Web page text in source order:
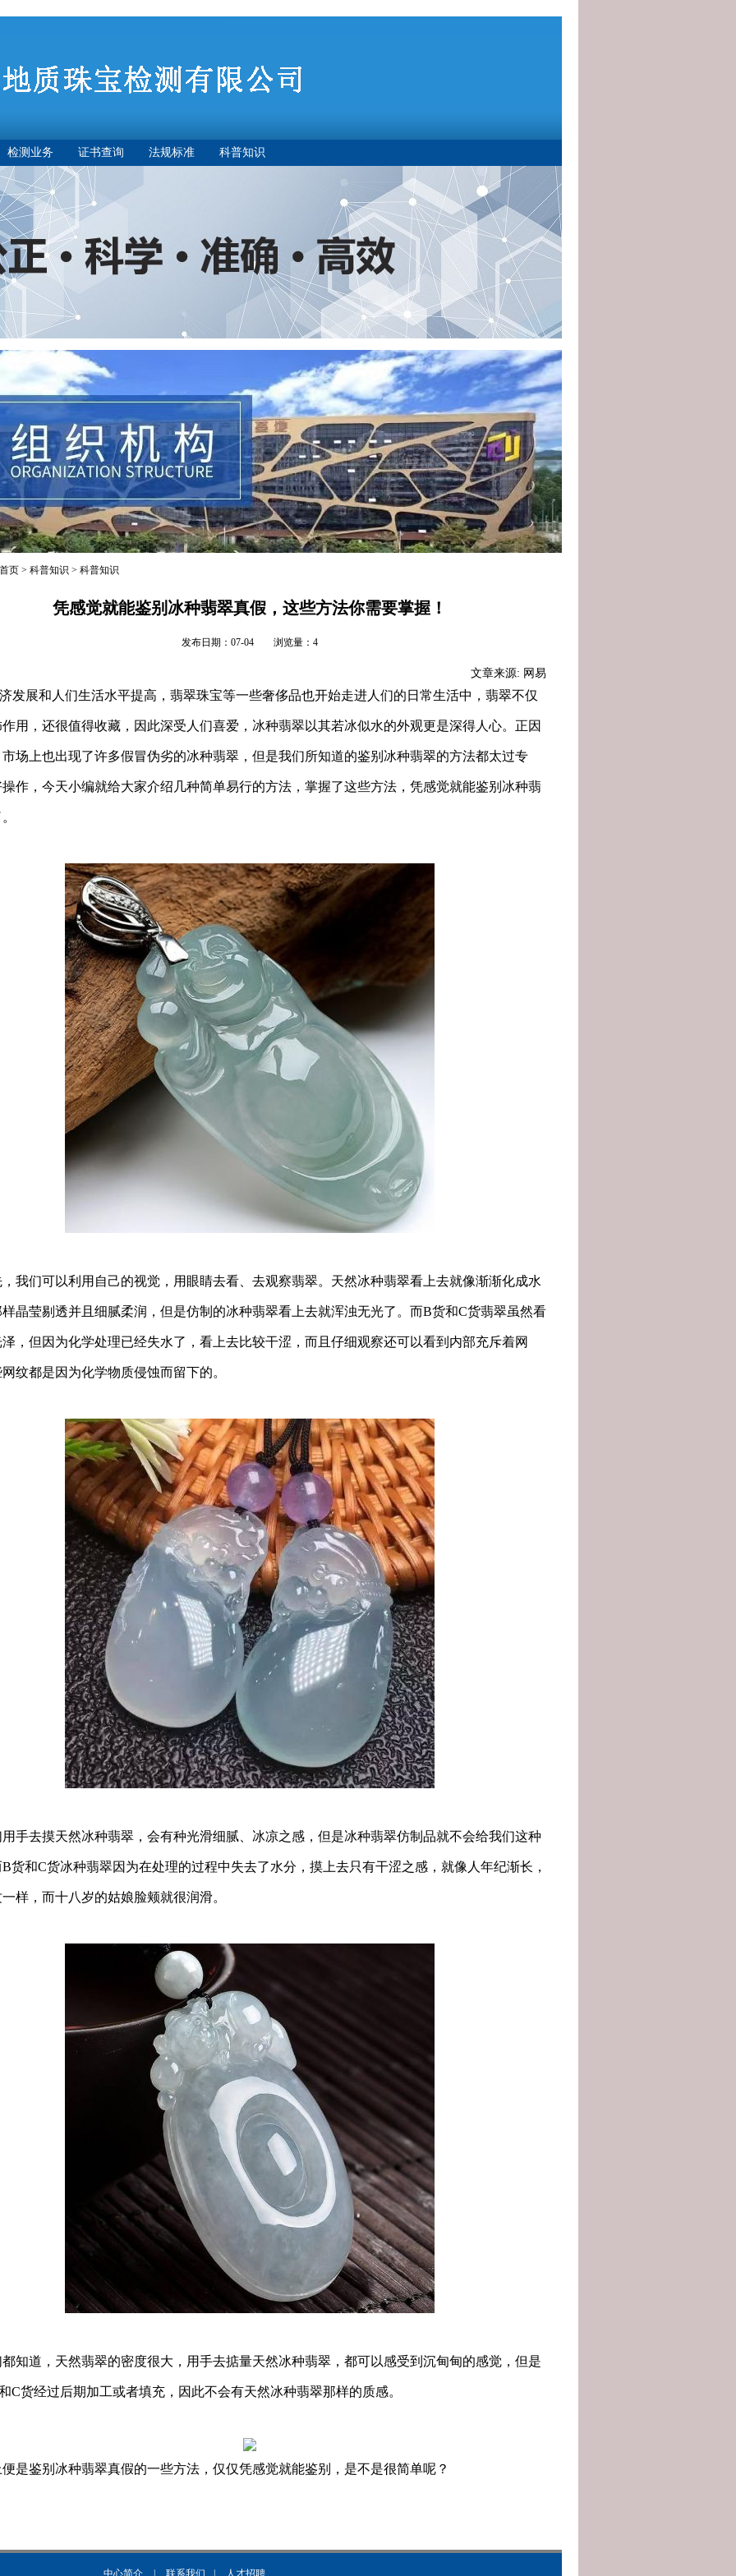
检测业务 证书查询 法规标准 科普知识
首页 > 科普知识 > 科普知识
凭感觉就能鉴别冰种翡翠真假，这些方法你需要掌握！
发布日期：07-04 浏览量：4
文章来源: 网易
发展和人们生活水平提高，翡翠珠宝等一些奢侈品也开始走进人们的日常生活中，翡翠不仅
用，还很值得收藏，因此深受人们喜爱，冰种翡翠以其若冰似水的外观更是深得人心。正因
场上也出现了许多假冒伪劣的冰种翡翠，但是我们所知道的鉴别冰种翡翠的方法都太过专
作，今天小编就给大家介绍几种简单易行的方法，掌握了这些方法，凭感觉就能鉴别冰种翡
们可以利用自己的视觉，用眼睛去看、去观察翡翠。天然冰种翡翠看上去就像渐渐化成水
晶莹剔透并且细腻柔润，但是仿制的冰种翡翠看上去就浑浊无光了。而B货和C货翡翠虽然看
泽，但因为化学处理已经失水了，看上去比较干涩，而且仔细观察还可以看到内部充斥着网
纹都是因为化学物质侵蚀而留下的。
去摸天然冰种翡翠，会有种光滑细腻、冰凉之感，但是冰种翡翠仿制品就不会给我们这种
货和C货冰种翡翠因为在处理的过程中失去了水分，摸上去只有干涩之感，就像人年纪渐长，
样，而十八岁的姑娘脸颊就很润滑。
道，天然翡翠的密度很大，用手去掂量天然冰种翡翠，都可以感受到沉甸甸的感觉，但是
C货经过后期加工或者填充，因此不会有天然冰种翡翠那样的质感。
鉴别冰种翡翠真假的一些方法，仅仅凭感觉就能鉴别，是不是很简单呢？
中心简介 联系我们 人才招聘